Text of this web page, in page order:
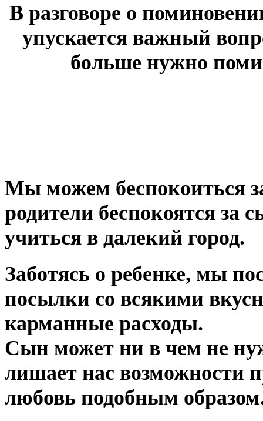
В разговоре о
упускается важный
больше нужно
Мы можем беспокоиться
родители беспокоятся за
учиться в далекий город.
Заботясь о ребенке, мы
посылки со всякими
карманные расходы.
Сын может ни в чем не
лишает нас возможности
любовь подобным